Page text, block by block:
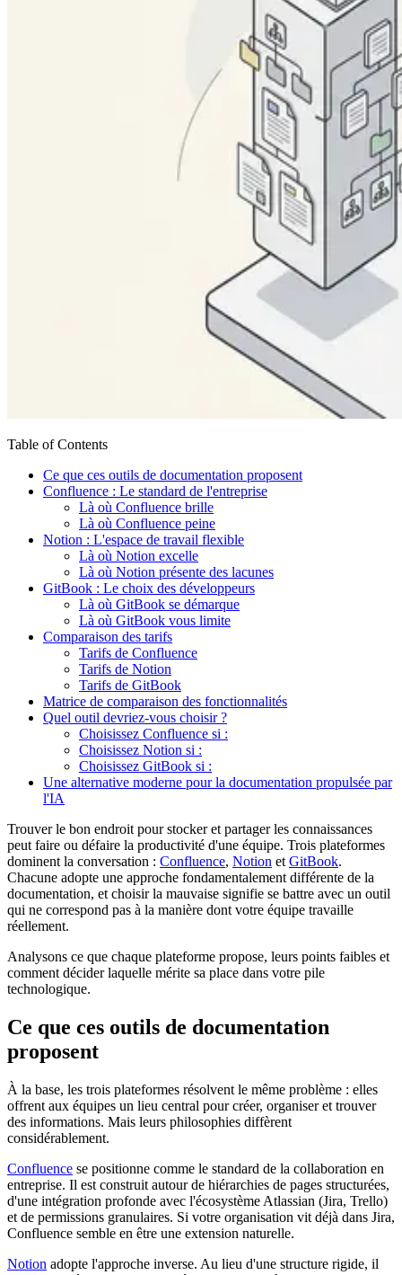
Table of Contents
Ce que ces outils de documentation proposent
Confluence : Le standard de l'entreprise
Là où Confluence brille
Là où Confluence peine
Notion : L'espace de travail flexible
Là où Notion excelle
Là où Notion présente des lacunes
GitBook : Le choix des développeurs
Là où GitBook se démarque
Là où GitBook vous limite
Comparaison des tarifs
Tarifs de Confluence
Tarifs de Notion
Tarifs de GitBook
Matrice de comparaison des fonctionnalités
Quel outil devriez-vous choisir ?
Choisissez Confluence si :
Choisissez Notion si :
Choisissez GitBook si :
Une alternative moderne pour la documentation propulsée par
l'IA
Trouver le bon endroit pour stocker et partager les connaissances
peut faire ou défaire la productivité d'une équipe. Trois plateformes
dominent la conversation : Confluence, Notion et GitBook.
Chacune adopte une approche fondamentalement différente de la
documentation, et choisir la mauvaise signifie se battre avec un outil
qui ne correspond pas à la manière dont votre équipe travaille
réellement.
Analysons ce que chaque plateforme propose, leurs points faibles et
comment décider laquelle mérite sa place dans votre pile
technologique.
Ce que ces outils de documentation
proposent
À la base, les trois plateformes résolvent le même problème : elles
offrent aux équipes un lieu central pour créer, organiser et trouver
des informations. Mais leurs philosophies diffèrent
considérablement.
Confluence se positionne comme le standard de la collaboration en
entreprise. Il est construit autour de hiérarchies de pages structurées,
d'une intégration profonde avec l'écosystème Atlassian (Jira, Trello)
et de permissions granulaires. Si votre organisation vit déjà dans Jira,
Confluence semble en être une extension naturelle.
Notion adopte l'approche inverse. Au lieu d'une structure rigide, il